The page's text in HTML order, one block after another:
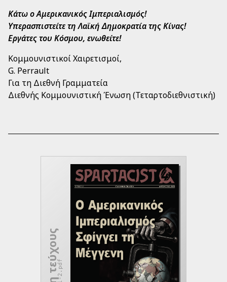
Κάτω ο Αμερικανικός Ιμπεριαλισμός!
Υπερασπιστείτε τη Λαϊκή Δημοκρατία της Κίνας!
Εργάτες του Κόσμου, ενωθείτε!
Κομμουνιστικοί Χαιρετισμοί,
G. Perrault
Για τη Διεθνή Γραμματεία
Διεθνής Κομμουνιστική Ένωση (Τεταρτοδιεθνιστική)